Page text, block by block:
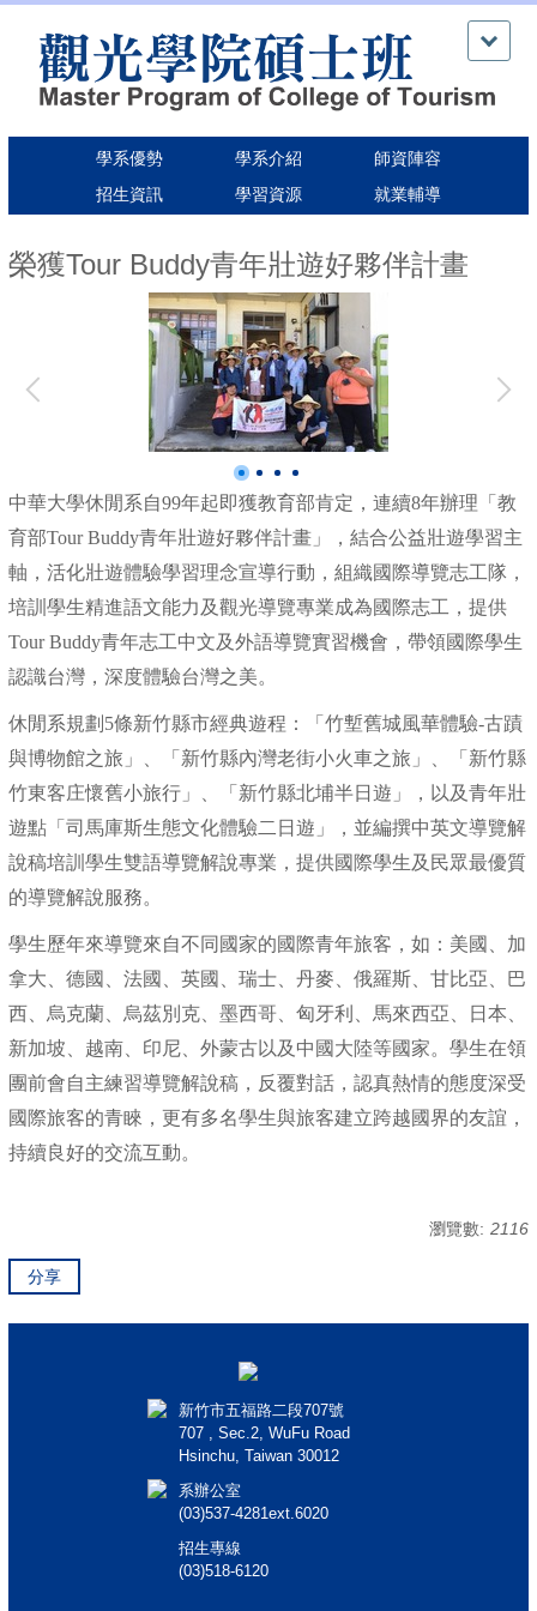
學系優勢 學系介紹
師資陣容
招生資訊
學習資源 就業輔導
榮獲Tour Buddy青年壯遊好夥伴計畫
中華大學休閒系自99年起即獲教育部肯定，連續8年辦理「教
育部Tour Buddy青年壯遊好夥伴計畫」，結合公益壯遊學習主
軸，活化壯遊體驗學習理念宣導行動，組織國際導覽志工隊，
培訓學生精進語文能力及觀光導覽專業成為國際志工，提供
Tour Buddy青年志工中文及外語導覽實習機會，帶領國際學生
認識台灣，深度體驗台灣之美。
休閒系規劃5條新竹縣市經典遊程：「竹塹舊城風華體驗-古蹟
與博物館之旅」、「新竹縣內灣老街小火車之旅」、「新竹縣
竹東客庄懷舊小旅行」、「新竹縣北埔半日遊」，以及青年壯
遊點「司馬庫斯生態文化體驗二日遊」，並編撰中英文導覽解
說稿培訓學生雙語導覽解說專業，提供國際學生及民眾最優質
的導覽解說服務。
學生歷年來導覽來自不同國家的國際青年旅客，如：美國、加
拿大、德國、法國、英國、瑞士、丹麥、俄羅斯、甘比亞、巴
西、烏克蘭、烏茲別克、墨西哥、匈牙利、馬來西亞、日本、
新加坡、越南、印尼、外蒙古以及中國大陸等國家。學生在領
團前會自主練習導覽解說稿，反覆對話，認真熱情的態度深受
國際旅客的青睞，更有多名學生與旅客建立跨越國界的友誼，
持續良好的交流互動。
瀏覽數: 2116
分享
新竹市五福路二段707號
707 , Sec.2, WuFu Road
Hsinchu, Taiwan 30012
系辦公室
(03)537-4281ext.6020
招生專線
(03)518-6120